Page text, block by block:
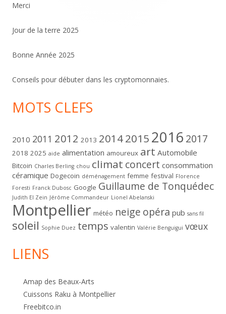
Merci
Jour de la terre 2025
Bonne Année 2025
Conseils pour débuter dans les cryptomonnaies.
MOTS CLEFS
2010 2011 2012 2013 20142015 2016 2017
2018 2025 aide alimentation amoureux art Automobile
Bitcoin Charles Berling chou climat concert consommation
céramique Dogecoin déménagement femme festival Florence
Foresti Franck Dubosc Google Guillaume de Tonquédec
Judith El Zein Jérôme Commandeur Lionel Abelanski
Montpellier météo neige opéra pub sans fil
soleil Sophie Duez temps valentin Valérie Benguigui vœux
LIENS
Amap des Beaux-Arts
Cuissons Raku à Montpellier
Freebitco.in